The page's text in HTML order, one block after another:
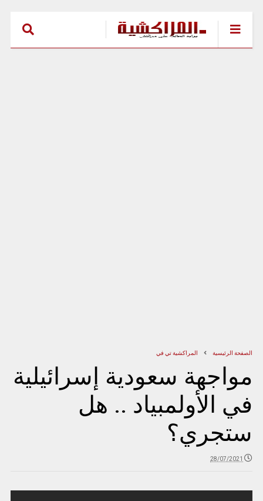
الصفحة الرئيسية المراكشية تي في
مواجهة سعودية إسرائيلية
في الأولمبياد .. هل
ستجري؟
28/07/2021